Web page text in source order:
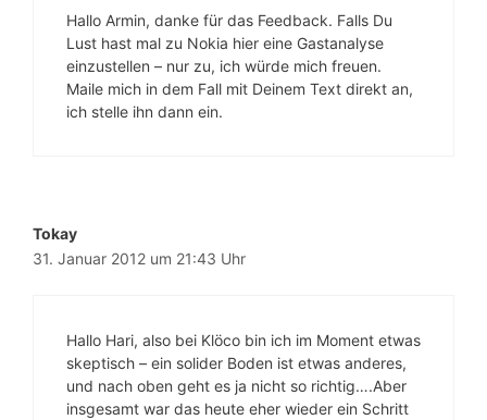
Hallo Armin, danke für das Feedback. Falls Du
Lust hast mal zu Nokia hier eine Gastanalyse
einzustellen – nur zu, ich würde mich freuen.
Maile mich in dem Fall mit Deinem Text direkt an,
ich stelle ihn dann ein.
Tokay
31. Januar 2012 um 21:43 Uhr
Hallo Hari, also bei Klöco bin ich im Moment etwas
skeptisch – ein solider Boden ist etwas anderes,
und nach oben geht es ja nicht so richtig….Aber
insgesamt war das heute eher wieder ein Schritt